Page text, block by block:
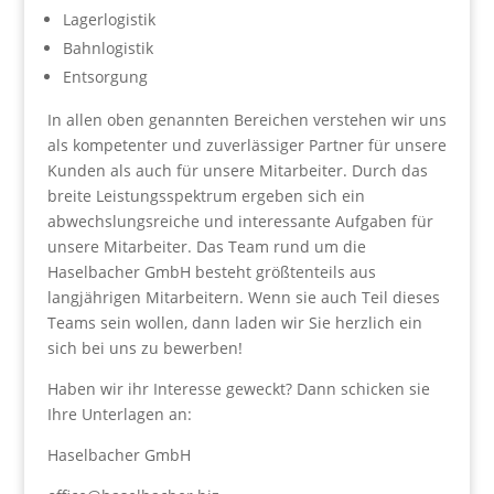
Lagerlogistik
Bahnlogistik
Entsorgung
In allen oben genannten Bereichen verstehen wir uns
als kompetenter und zuverlässiger Partner für unsere
Kunden als auch für unsere Mitarbeiter. Durch das
breite Leistungsspektrum ergeben sich ein
abwechslungsreiche und interessante Aufgaben für
unsere Mitarbeiter. Das Team rund um die
Haselbacher GmbH besteht größtenteils aus
langjährigen Mitarbeitern. Wenn sie auch Teil dieses
Teams sein wollen, dann laden wir Sie herzlich ein
sich bei uns zu bewerben!
Haben wir ihr Interesse geweckt? Dann schicken sie
Ihre Unterlagen an:
Haselbacher GmbH